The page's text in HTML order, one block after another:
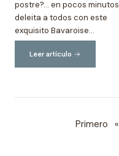
postre?... en pocos minutos
deleita a todos con este
exquisito Bavaroise...
Leer artículo
Primero «